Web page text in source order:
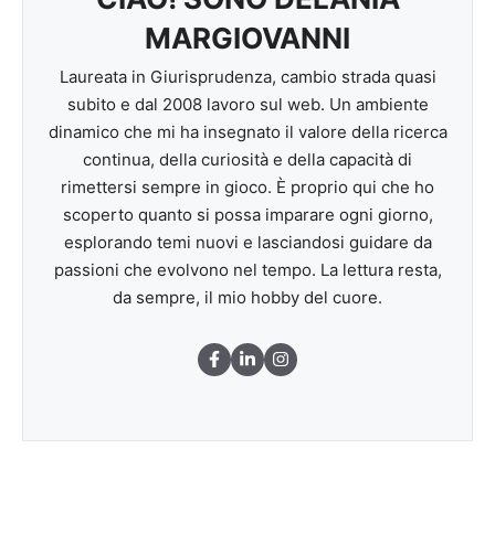
MARGIOVANNI
Laureata in Giurisprudenza, cambio strada quasi
subito e dal 2008 lavoro sul web. Un ambiente
dinamico che mi ha insegnato il valore della ricerca
continua, della curiosità e della capacità di
rimettersi sempre in gioco. È proprio qui che ho
scoperto quanto si possa imparare ogni giorno,
esplorando temi nuovi e lasciandosi guidare da
passioni che evolvono nel tempo. La lettura resta,
da sempre, il mio hobby del cuore.